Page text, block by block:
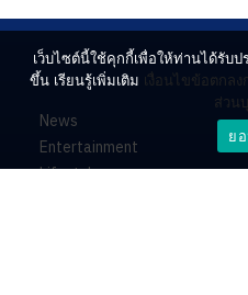
News
Entertainment
Lifestyle
เว็บไซต์นี้ใช้คุกกี้เพื่อให้ท่านได้รับ
ขึ้น เรียนรู้เพิ่มเติม เงื่อนไขข้อตกลง
ส่วน
ย